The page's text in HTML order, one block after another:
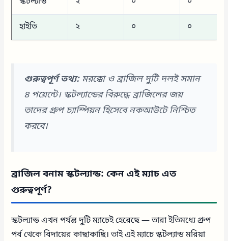
হাইতি ২ ০ ০
গুরুত্বপূর্ণ তথ্য:মরক্কো ও ব্রাজিল দুটি দলই সমান
৪ পয়েন্টে। স্কটল্যান্ডের বিরুদ্ধে ব্রাজিলের জয়
তাদের গ্রুপ চ্যাম্পিয়ন হিসেবে নকআউটে নিশ্চিত
করবে।
ব্রাজিল বনাম স্কটল্যান্ড: কেন এই ম্যাচ এত
গুরুত্বপূর্ণ?
স্কটল্যান্ড এখন পর্যন্ত দুটি ম্যাচেই হেরেছে — তারা ইতিমধ্যে গ্রুপ
পর্ব থেকে বিদায়ের কাছাকাছি। তাই এই ম্যাচে স্কটল্যান্ড মরিয়া